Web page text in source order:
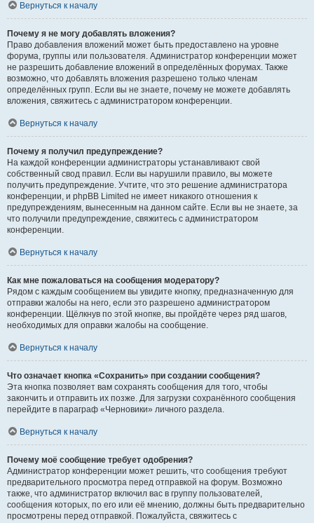
Вернуться к началу
Почему я не могу добавлять вложения?
Право добавления вложений может быть предоставлено на уровне
форума, группы или пользователя. Администратор конференции может
не разрешить добавление вложений в определённых форумах. Также
возможно, что добавлять вложения разрешено только членам
определённых групп. Если вы не знаете, почему не можете добавлять
вложения, свяжитесь с администратором конференции.
Вернуться к началу
Почему я получил предупреждение?
На каждой конференции администраторы устанавливают свой
собственный свод правил. Если вы нарушили правило, вы можете
получить предупреждение. Учтите, что это решение администратора
конференции, и phpBB Limited не имеет никакого отношения к
предупреждениям, вынесенным на данном сайте. Если вы не знаете, за
что получили предупреждение, свяжитесь с администратором
конференции.
Вернуться к началу
Как мне пожаловаться на сообщения модератору?
Рядом с каждым сообщением вы увидите кнопку, предназначенную для
отправки жалобы на него, если это разрешено администратором
конференции. Щёлкнув по этой кнопке, вы пройдёте через ряд шагов,
необходимых для оправки жалобы на сообщение.
Вернуться к началу
Что означает кнопка «Сохранить» при создании сообщения?
Эта кнопка позволяет вам сохранять сообщения для того, чтобы
закончить и отправить их позже. Для загрузки сохранённого сообщения
перейдите в параграф «Черновики» личного раздела.
Вернуться к началу
Почему моё сообщение требует одобрения?
Администратор конференции может решить, что сообщения требуют
предварительного просмотра перед отправкой на форум. Возможно
также, что администратор включил вас в группу пользователей,
сообщения которых, по его или её мнению, должны быть предварительно
просмотрены перед отправкой. Пожалуйста, свяжитесь с